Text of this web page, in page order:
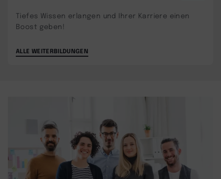
Tiefes Wissen erlangen und Ihrer Karriere einen
Boost geben!
ALLE WEITERBILDUNGEN